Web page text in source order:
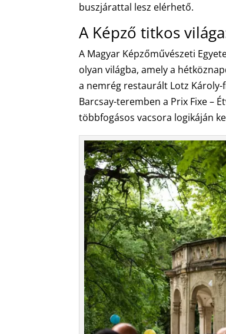
buszjárattal lesz elérhető.
A Képző titkos
A Magyar Képzőművészeti
olyan világba, amely a
a nemrég restaurált Lotz
Barcsay-teremben a Prix Fixe –
többfogásos vacsora logikáján